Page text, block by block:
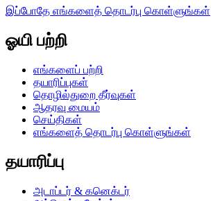
இப்போதே எங்களைத் தொடர்பு கொள்ளுங்கள்
ஓயி பற்றி
எங்களைப் பற்றி
தயாரிப்புகள்
தொழில்துறை தீர்வுகள்
ஆதரவு மையம்
செய்திகள்
எங்களைத் தொடர்பு கொள்ளுங்கள்
தயாரிப்பு
அடாப்டர் & கனெக்டர்